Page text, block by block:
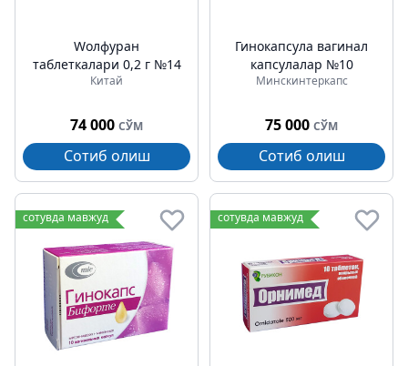
Wолфуран
таблеткалари 0,2 г №14
Китай
74 000 СЎМ
Сотиб олиш
Гинокапсула вагинал
капсулалар №10
Минскинтеркапс
75 000 СЎМ
Сотиб олиш
сотувда мавжуд сотувда мавжуд